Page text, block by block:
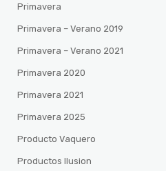
Primavera
Primavera – Verano 2019
Primavera – Verano 2021
Primavera 2020
Primavera 2021
Primavera 2025
Producto Vaquero
Productos Ilusion